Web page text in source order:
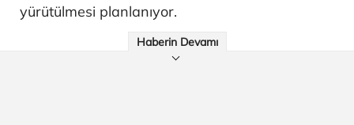
yürütülmesi planlanıyor.
Haberin Devamı